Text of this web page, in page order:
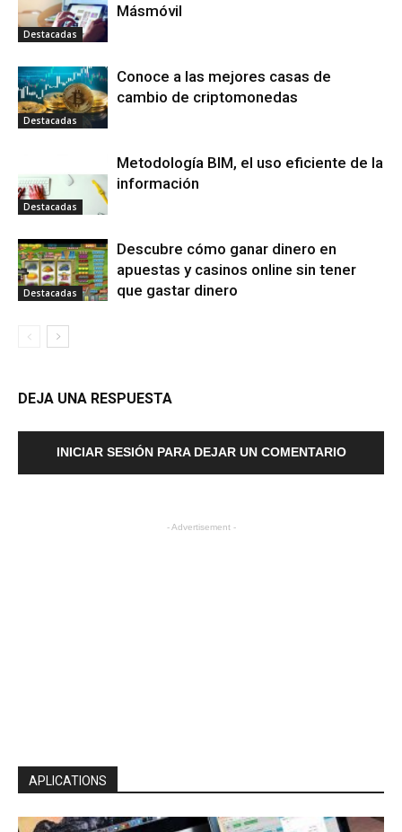
Destacadas
Másmóvil
Destacadas
Conoce a las mejores casas de
cambio de criptomonedas
Destacadas
Metodología BIM, el uso eficiente de la
información
Destacadas
Descubre cómo ganar dinero en
apuestas y casinos online sin tener
que gastar dinero
DEJA UNA RESPUESTA
INICIAR SESIÓN PARA DEJAR UN COMENTARIO
- Advertisement -
APLICATIONS